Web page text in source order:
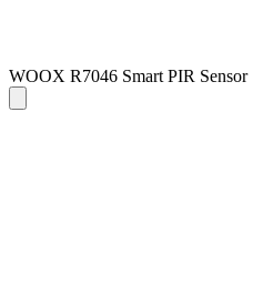
WOOX R7046 Smart PIR Sensor